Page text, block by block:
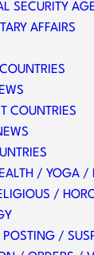
SECURITY
AFFAIRS
COUNTRIES
/ YOGA /
/
POSTING /